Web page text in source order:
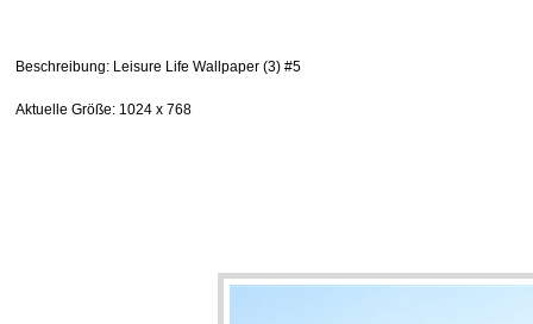
Beschreibung: Leisure Life Wallpaper (3) #5
Aktuelle Größe: 1024 x 768